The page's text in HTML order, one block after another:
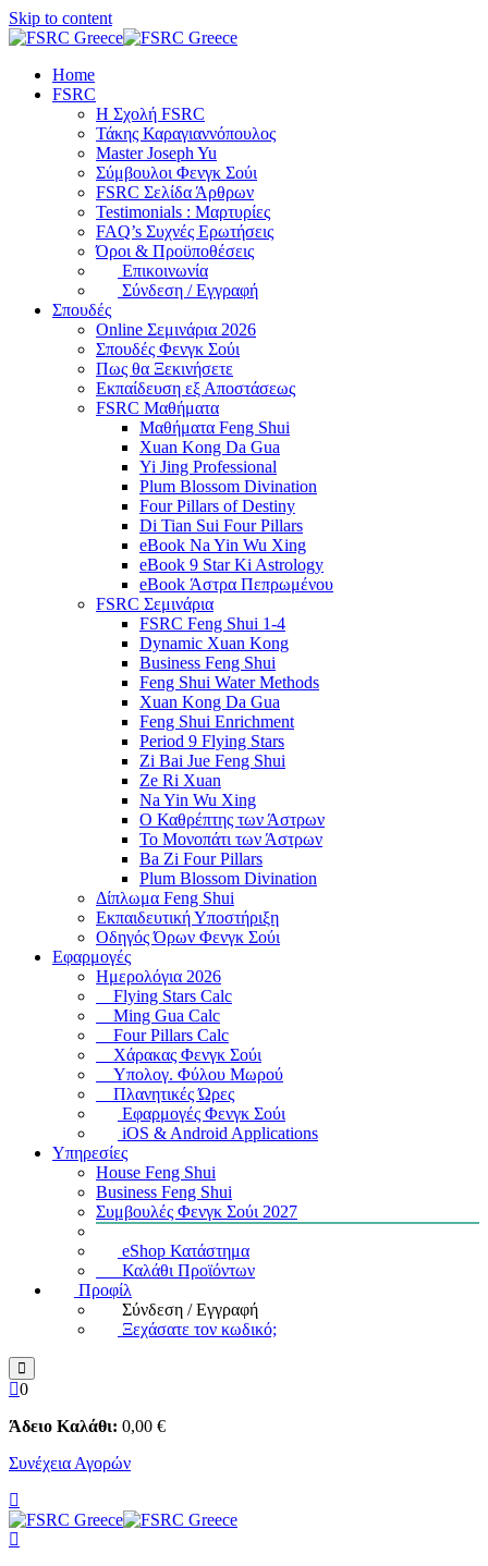
Skip to content
Home
FSRC
Η Σχολή FSRC
Τάκης Καραγιαννόπουλος
Master Joseph Yu
Σύμβουλοι Φενγκ Σούι
FSRC Σελίδα Άρθρων
Testimonials : Μαρτυρίες
FAQ’s Συχνές Ερωτήσεις
Όροι & Προϋποθέσεις
Επικοινωνία
Σύνδεση / Εγγραφή
Σπουδές
Online Σεμινάρια 2026
Σπουδές Φενγκ Σούι
Πως θα Ξεκινήσετε
Εκπαίδευση εξ Αποστάσεως
FSRC Μαθήματα
Μαθήματα Feng Shui
Xuan Kong Da Gua
Yi Jing Professional
Plum Blossom Divination
Four Pillars of Destiny
Di Tian Sui Four Pillars
eBook Na Yin Wu Xing
eBook 9 Star Ki Astrology
eBook Άστρα Πεπρωμένου
FSRC Σεμινάρια
FSRC Feng Shui 1-4
Dynamic Xuan Kong
Business Feng Shui
Feng Shui Water Methods
Xuan Kong Da Gua
Feng Shui Enrichment
Period 9 Flying Stars
Zi Bai Jue Feng Shui
Ze Ri Xuan
Na Yin Wu Xing
Ο Καθρέπτης των Άστρων
Το Μονοπάτι των Άστρων
Ba Zi Four Pillars
Plum Blossom Divination
Δίπλωμα Feng Shui
Εκπαιδευτική Υποστήριξη
Οδηγός Όρων Φενγκ Σούι
Εφαρμογές
Ημερολόγια 2026
Flying Stars Calc
Ming Gua Calc
Four Pillars Calc
Χάρακας Φενγκ Σούι
Υπολογ. Φύλου Μωρού
Πλανητικές Ώρες
Εφαρμογές Φενγκ Σούι
iOS & Android Applications
Υπηρεσίες
House Feng Shui
Business Feng Shui
Συμβουλές Φενγκ Σούι 2027
eShop Κατάστημα
Καλάθι Προϊόντων
Προφίλ
Σύνδεση / Εγγραφή
Ξεχάσατε τον κωδικό;
0
Άδειο Καλάθι: 0,00 €
Συνέχεια Αγορών